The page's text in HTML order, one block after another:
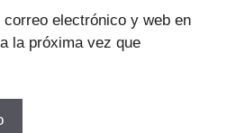
electrónico y web en
la próxima vez que